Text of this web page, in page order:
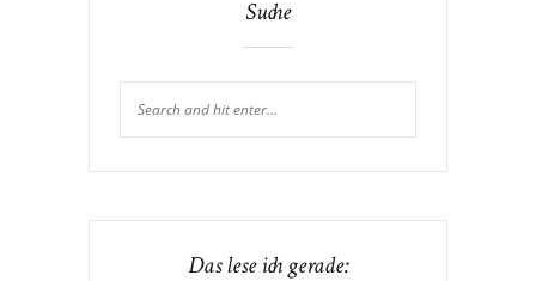
Suche
Das lese ich gerade: